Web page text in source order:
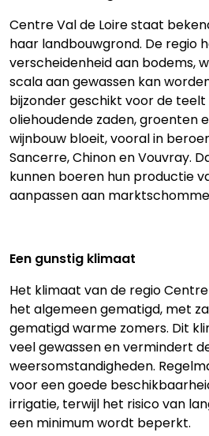
Centre Val de Loire staat
haar landbouwgrond. De regio
verscheidenheid aan bodems,
scala aan gewassen kan
bijzonder geschikt voor de
oliehoudende zaden, groenten
wijnbouw bloeit, vooral in
Sancerre, Chinon en Vouvray.
kunnen boeren hun productie
aanpassen aan
Een gunstig klimaat
Het klimaat van de regio
het algemeen gematigd, met
gematigd warme zomers. Dit
veel gewassen en vermindert
weersomstandigheden.
voor een goede
irrigatie, terwijl het risico van
een minimum wordt beperkt.